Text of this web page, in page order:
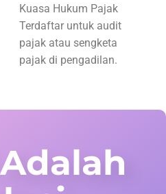
Kuasa Hukum Pajak
Terdaftar untuk audit
pajak atau sengketa
pajak di pengadilan.